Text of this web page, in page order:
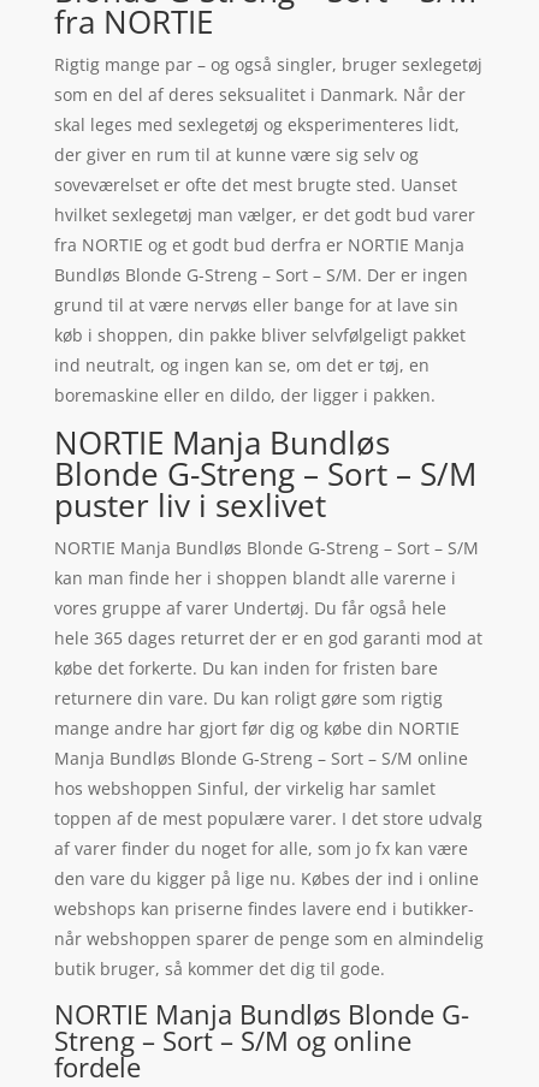
fra NORTIE
Rigtig mange par – og også singler, bruger sexlegetøj
som en del af deres seksualitet i Danmark. Når der
skal leges med sexlegetøj og eksperimenteres lidt,
der giver en rum til at kunne være sig selv og
soveværelset er ofte det mest brugte sted. Uanset
hvilket sexlegetøj man vælger, er det godt bud varer
fra NORTIE og et godt bud derfra er NORTIE Manja
Bundløs Blonde G-Streng – Sort – S/M. Der er ingen
grund til at være nervøs eller bange for at lave sin
køb i shoppen, din pakke bliver selvfølgeligt pakket
ind neutralt, og ingen kan se, om det er tøj, en
boremaskine eller en dildo, der ligger i pakken.
NORTIE Manja Bundløs
Blonde G-Streng – Sort – S/M
puster liv i sexlivet
NORTIE Manja Bundløs Blonde G-Streng – Sort – S/M
kan man finde her i shoppen blandt alle varerne i
vores gruppe af varer Undertøj. Du får også hele
hele 365 dages returret der er en god garanti mod at
købe det forkerte. Du kan inden for fristen bare
returnere din vare. Du kan roligt gøre som rigtig
mange andre har gjort før dig og købe din NORTIE
Manja Bundløs Blonde G-Streng – Sort – S/M online
hos webshoppen Sinful, der virkelig har samlet
toppen af de mest populære varer. I det store udvalg
af varer finder du noget for alle, som jo fx kan være
den vare du kigger på lige nu. Købes der ind i online
webshops kan priserne findes lavere end i butikker-
når webshoppen sparer de penge som en almindelig
butik bruger, så kommer det dig til gode.
NORTIE Manja Bundløs Blonde G-
Streng – Sort – S/M og online
fordele